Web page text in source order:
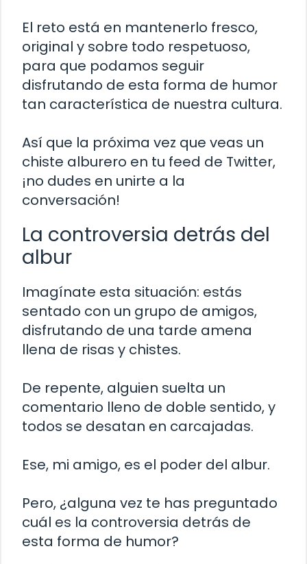
El reto está en mantenerlo fresco,
original y sobre todo respetuoso,
para que podamos seguir
disfrutando de esta forma de humor
tan característica de nuestra cultura.
Así que la próxima vez que veas un
chiste alburero en tu feed de Twitter,
¡no dudes en unirte a la
conversación!
La controversia detrás del
albur
Imagínate esta situación: estás
sentado con un grupo de amigos,
disfrutando de una tarde amena
llena de risas y chistes.
De repente, alguien suelta un
comentario lleno de doble sentido, y
todos se desatan en carcajadas.
Ese, mi amigo, es el poder del albur.
Pero, ¿alguna vez te has preguntado
cuál es la controversia detrás de
esta forma de humor?